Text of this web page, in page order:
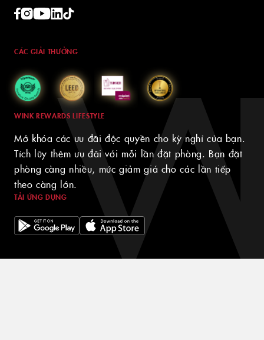
CÁC GIẢI THƯỞNG
WINK REWARDS LIFESTYLE
Mở khóa các ưu đãi độc quyền cho kỳ nghỉ của bạn.
Tích lũy thêm ưu đãi với mỗi lần đặt phòng. Bạn đặt
phòng càng nhiều, mức giảm giá cho các lần tiếp
theo càng lớn.
TẢI ỨNG DỤNG